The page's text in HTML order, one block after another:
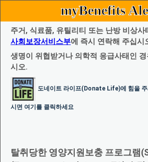
myBenefits
주거, 식료품, 유틸리티 또는 난방 비상사
사회보장서비스부에 즉시 연락해 주십시
생명이 위협받거나 의학적 응급사태인
시오.
도네이트 라이프(Donate Life)에 힘을
시면 여기를 클릭하세요
탈취당한 영양지원보충 프로그램